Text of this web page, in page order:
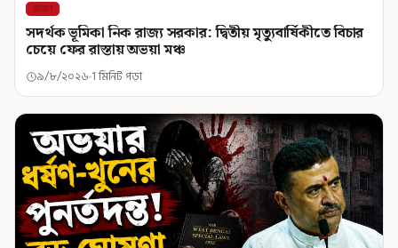
রাজ্য
সদর্থক ভূমিকা নিক রাজ্য সরকার: দ্বিতীয় মৃত্যুবার্ষিকীতে বিচার
চেয়ে ফের রাস্তায় অভয়া মঞ্চ
৯/৮/২০২৬ 1 মিনিট পড়া